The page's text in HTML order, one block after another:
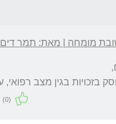
מומחה | מאת: תמר דים
(0)